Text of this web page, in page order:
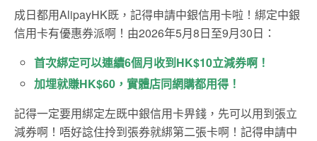
成日都用AlipayHK既，記得申請中銀信用卡啦！綁定中銀
信用卡有優惠券派啊！由2026年5月8日至9月30日：
首次綁定可以連續6個月收到HK$10立減券啊！
加埋就賺HK$60，實體店同網購都用得！
記得一定要用綁定左既中銀信用卡畀錢，先可以用到張立
減券啊！唔好諗住拎到張券就綁第二張卡啊！記得申請中